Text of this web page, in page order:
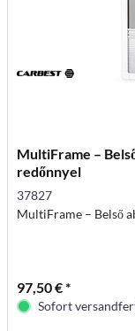
MultiFrame –
redőnnyel
37827
MultiFrame – Belső
97,50 € *
Sofort